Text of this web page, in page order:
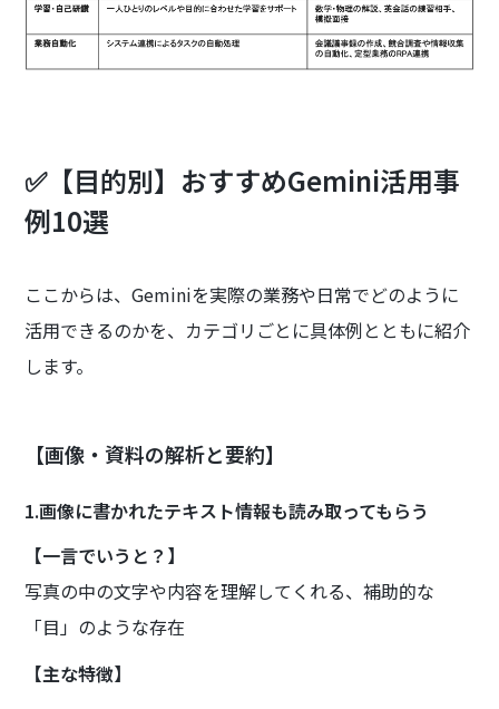
✅【目的別】おすすめGemini活用事
例10選
ここからは、Geminiを実際の業務や日常でどのように
活用できるのかを、カテゴリごとに具体例とともに紹介
します。
【画像・資料の解析と要約】
1.画像に書かれたテキスト情報も読み取ってもらう
【一言でいうと？】
写真の中の文字や内容を理解してくれる、補助的な
「目」のような存在
【主な特徴】